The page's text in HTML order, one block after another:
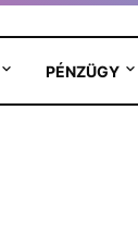
PÉNZÜGY